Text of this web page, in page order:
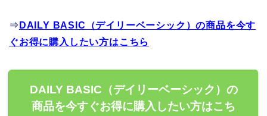
⇒ DAILY BASIC（デイリーベーシック）の商品を今す
ぐお得に購入したい方はこちら
DAILY BASIC（デイリーベーシック）の
商品を今すぐお得に購入したい方はこち